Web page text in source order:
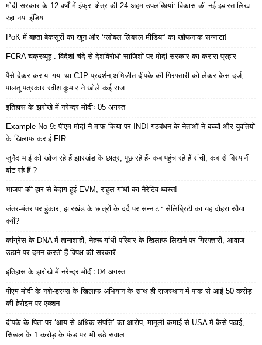
मोदी सरकार के 12 वर्षों में इंफ्रा क्षेत्र की 24 अहम उपलब्धियां: विकास की नई इबारत लिख
रहा नया इंडिया
PoK में बहता बेकसूरों का खून और ‘ग्लोबल लिबरल मीडिया’ का खौफनाक सन्नाटा!
FCRA चक्रव्यूह : विदेशी चंदे से देशविरोधी साजिशों पर मोदी सरकार का करारा प्रहार
पैसे देकर कराया गया था CJP प्रदर्शन,अभिजीत दीपके की गिरफ्तारी को लेकर केस दर्ज,
पालतू पत्रकार रवीश कुमार ने खोले कई राज
इतिहास के झरोखे में नरेन्द्र मोदीः 05 अगस्त
Example No 9: पीएम मोदी ने माफ किया पर INDI गठबंधन के नेताओं ने बच्चों और युवतियों
के खिलाफ कराई FIR
जुनैद भाई को खोज रहे हैं झारखंड के छात्र, पूछ रहे हैं- कब पहुंच रहे हैं रांची, कब से बिरयानी
बांट रहे हैं ?
भाजपा की हार से बेदाग हुई EVM, राहुल गांधी का नैरेटिव ध्वस्त!
जंतर-मंतर पर हुंकार, झारखंड के छात्रों के दर्द पर सन्नाटा: सेलिब्रिटी का यह दोहरा रवैया
क्यों?
कांग्रेस के DNA में तानाशाही, नेहरू-गांधी परिवार के खिलाफ लिखने पर गिरफ्तारी, आवाज
उठाने पर दमन करती हैं विपक्ष की सरकारें
इतिहास के झरोखे में नरेन्द्र मोदीः 04 अगस्त
पीएम मोदी के नशे-ड्रग्स के खिलाफ अभियान के साथ ही राजस्थान में पाक से आई 50 करोड़
की हेरोइन पर एक्शन
दीपके के पिता पर ‘आय से अधिक संपत्ति’ का आरोप, मामूली कमाई से USA में कैसे पढ़ाई,
सिब्बल के 1 करोड़ के फंड पर भी उठे सवाल